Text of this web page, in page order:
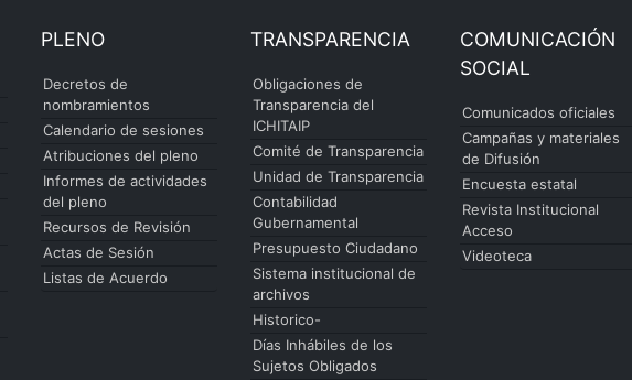
PLENO
Decretos de
nombramientos
Calendario de sesiones
Atribuciones del pleno
Informes de actividades
del pleno
Recursos de Revisión
Actas de Sesión
Listas de Acuerdo
TRANSPARENCIA
Obligaciones de
Transparencia del
ICHITAIP
Comité de Transparencia
Unidad de Transparencia
Contabilidad
Gubernamental
Presupuesto Ciudadano
Sistema institucional de
archivos
Historico-
Días Inhábiles de los
Sujetos Obligados
COMUNICACIÓN
SOCIAL
Comunicados oficiales
Campañas y materiales
de Difusión
Encuesta estatal
Revista Institucional
Acceso
Videoteca